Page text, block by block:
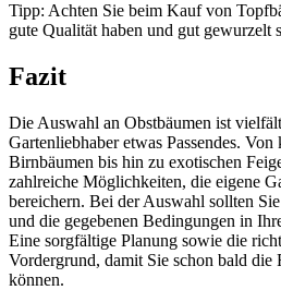
Tipp: Achten Sie beim Kauf von
gute Qualität haben und gut gewurzelt
Fazit
Die Auswahl an Obstbäumen ist
Gartenliebhaber etwas Passendes.
Birnbäumen bis hin zu exotischen
zahlreiche Möglichkeiten, die eigene
bereichern. Bei der Auswahl sollten
und die gegebenen Bedingungen in
Eine sorgfältige Planung sowie die
Vordergrund, damit Sie schon bald die
können.